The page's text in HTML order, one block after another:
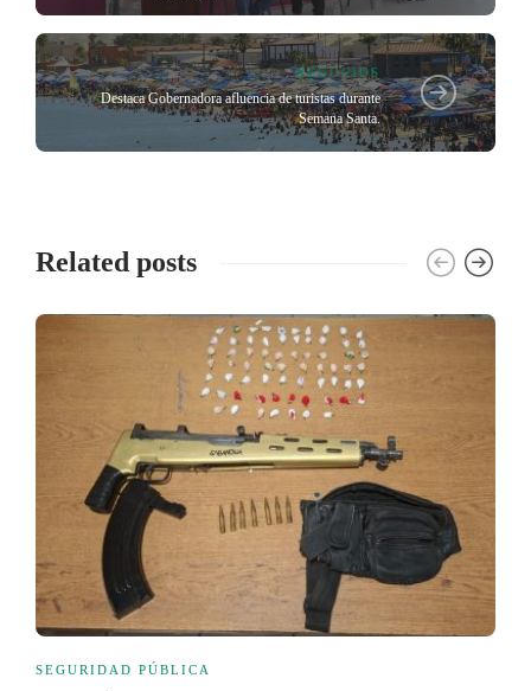
NEGOCIOS
Destaca Gobernadora afluencia de turistas durante
Semana Santa.
Related posts
SEGURIDAD PÚBLICA